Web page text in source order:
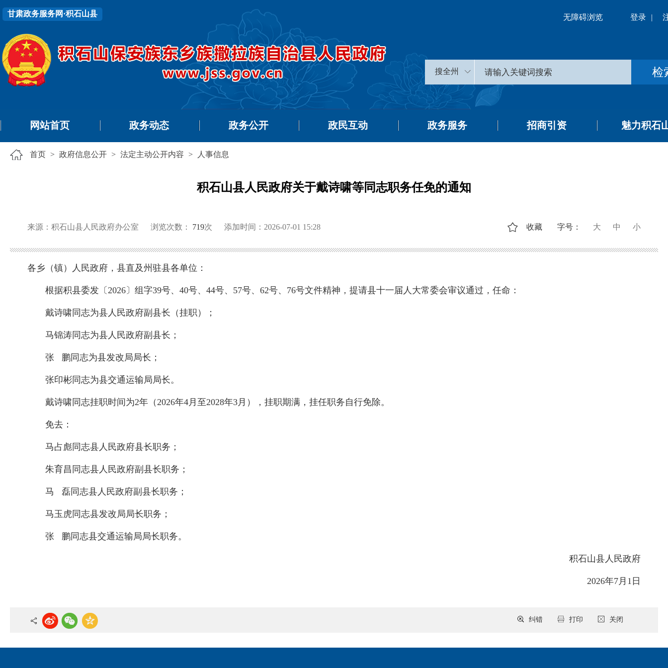
甘肃政务服务网·积石山县 无障碍浏览 登录 |
搜全州
网站首页 政务动态 政务公开 政民互动 政务服务 招商引资 魅力积石
首页 > 政府信息公开 > 法定主动公开内容 > 人事信息
积石山县人民政府关于戴诗啸等同志职务任免的通知
来源：积石山县人民政府办公室 浏览次数： 719次 添加时间：2026-07-01 15:28 字号： 大 中 小
收藏
各乡（镇）人民政府，县直及州驻县各单位：
根据积县委发〔2026〕组字39号、40号、44号、57号、62号、76号文件精神，提请县十一届人大常委会审议通过，任命：
戴诗啸同志为县人民政府副县长（挂职）；
马锦涛同志为县人民政府副县长；
张 鹏同志为县发改局局长；
张印彬同志为县交通运输局局长。
戴诗啸同志挂职时间为2年（2026年4月至2028年3月），挂职期满，挂任职务自行免除。
免去：
马占彪同志县人民政府县长职务；
朱育昌同志县人民政府副县长职务；
马 磊同志县人民政府副县长职务；
马玉虎同志县发改局局长职务；
张 鹏同志县交通运输局局长职务。
积石山县人民政府
2026年7月1日
关闭
打印
纠错